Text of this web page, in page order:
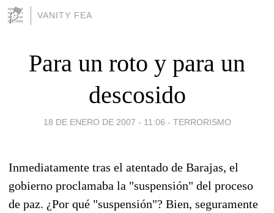
VANITY FEA
Para un roto y para un
descosido
18 DE ENERO DE 2007 - 11:06 - TERRORISMO
Inmediatamente tras el atentado de Barajas, el
gobierno proclamaba la "suspensión" del proceso
de paz. ¿Por qué "suspensión"? Bien, seguramente